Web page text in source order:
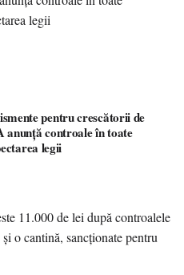
pentru crescătorii de
anunță controale în toate
legii